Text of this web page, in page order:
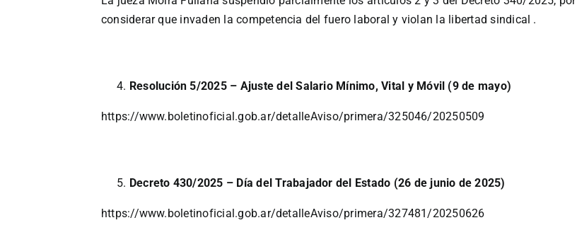
considerar que invaden la competencia del fuero laboral y violan la libertad sindical .
Resolución 5/2025 – Ajuste del Salario Mínimo, Vital y Móvil (9 de mayo)
https://www.boletinoficial.gob.ar/detalleAviso/primera/325046/20250509
Decreto 430/2025 – Día del Trabajador del Estado (26 de junio de 2025)
https://www.boletinoficial.gob.ar/detalleAviso/primera/327481/20250626